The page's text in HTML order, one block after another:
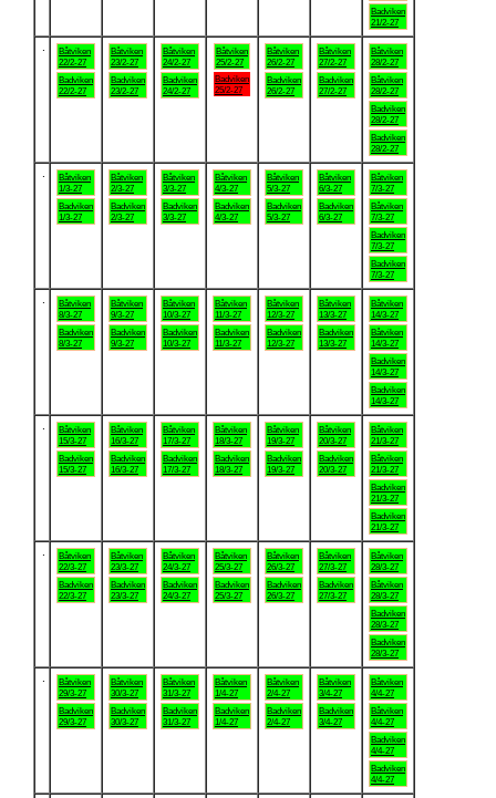
Badviken
21/2-27
Båtviken
22/2-27
Badviken
22/2-27
Båtviken
23/2-27
Badviken
23/2-27
Båtviken
24/2-27
Badviken
24/2-27
Båtviken
25/2-27
Badviken
25/2-27
Båtviken
26/2-27
Badviken
26/2-27
Båtviken
27/2-27
Badviken
27/2-27
Båtviken
28/2-27
Båtviken
28/2-27
Badviken
28/2-27
Badviken
28/2-27
Båtviken
1/3-27
Badviken
1/3-27
Båtviken
2/3-27
Badviken
2/3-27
Båtviken
3/3-27
Badviken
3/3-27
Båtviken
4/3-27
Badviken
4/3-27
Båtviken
5/3-27
Badviken
5/3-27
Båtviken
6/3-27
Badviken
6/3-27
Båtviken
7/3-27
Båtviken
7/3-27
Badviken
7/3-27
Badviken
7/3-27
Båtviken
8/3-27
Badviken
8/3-27
Båtviken
9/3-27
Badviken
9/3-27
Båtviken
10/3-27
Badviken
10/3-27
Båtviken
11/3-27
Badviken
11/3-27
Båtviken
12/3-27
Badviken
12/3-27
Båtviken
13/3-27
Badviken
13/3-27
Båtviken
14/3-27
Båtviken
14/3-27
Badviken
14/3-27
Badviken
14/3-27
Båtviken
15/3-27
Badviken
15/3-27
Båtviken
16/3-27
Badviken
16/3-27
Båtviken
17/3-27
Badviken
17/3-27
Båtviken
18/3-27
Badviken
18/3-27
Båtviken
19/3-27
Badviken
19/3-27
Båtviken
20/3-27
Badviken
20/3-27
Båtviken
21/3-27
Båtviken
21/3-27
Badviken
21/3-27
Badviken
21/3-27
Båtviken
22/3-27
Badviken
22/3-27
Båtviken
23/3-27
Badviken
23/3-27
Båtviken
24/3-27
Badviken
24/3-27
Båtviken
25/3-27
Badviken
25/3-27
Båtviken
26/3-27
Badviken
26/3-27
Båtviken
27/3-27
Badviken
27/3-27
Båtviken
28/3-27
Båtviken
28/3-27
Badviken
28/3-27
Badviken
28/3-27
Båtviken
29/3-27
Badviken
29/3-27
Båtviken
30/3-27
Badviken
30/3-27
Båtviken
31/3-27
Badviken
31/3-27
Båtviken
1/4-27
Badviken
1/4-27
Båtviken
2/4-27
Badviken
2/4-27
Båtviken
3/4-27
Badviken
3/4-27
Båtviken
4/4-27
Båtviken
4/4-27
Badviken
4/4-27
Badviken
4/4-27